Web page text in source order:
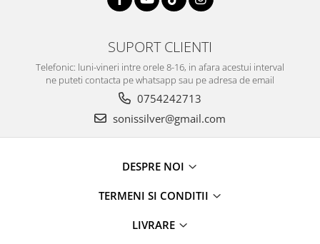
SUPORT CLIENTI
Telefonic: luni-vineri intre orele 8-16, in afara acestui interval
ne puteti contacta pe whatsapp sau pe adresa de email
0754242713
sonissilver@gmail.com
DESPRE NOI
TERMENI SI CONDITII
LIVRARE